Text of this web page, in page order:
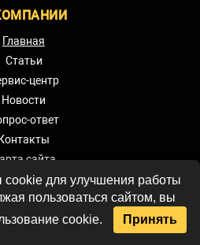
Главная
Статьи
центр
Новости
ответ
Контакты
сайта
обработки
для улучшения работы
пользоваться сайтом, вы
cookie.
Принять